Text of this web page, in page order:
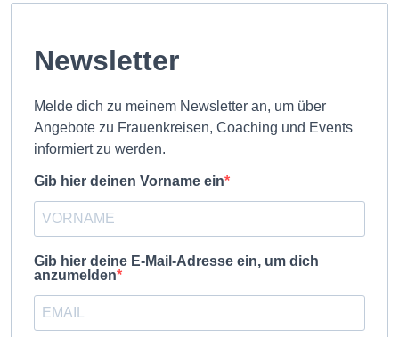
Newsletter
Melde dich zu meinem Newsletter an, um über
Angebote zu Frauenkreisen, Coaching und Events
informiert zu werden.
Gib hier deinen Vorname ein
Gib hier deine E-Mail-Adresse ein, um dich
anzumelden